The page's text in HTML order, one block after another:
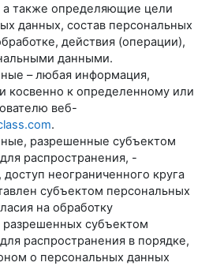
а также определяющие цели
данных, состав персональных
действия (операции),
данными.
– любая информация,
косвенно к определенному или
веб-
.
разрешенные субъектом
распространения, -
неограниченного круга
субъектом персональных
на обработку
субъектом
распространения в порядке,
о персональных данных